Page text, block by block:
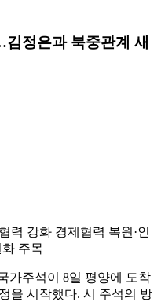
정은과 북중관계 새
력 강화 경제협력 복원·인
주목
가주석이 8일 평양에 도착
을 시작했다. 시 주석의 방